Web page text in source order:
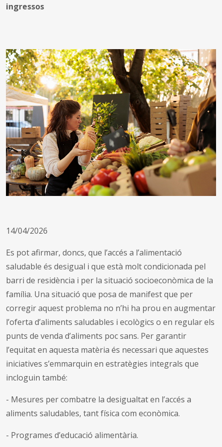
ingressos
14/04/2026
Es pot afirmar, doncs, que l’accés a l’alimentació
saludable és desigual i que està molt condicionada pel
barri de residència i per la situació socioeconòmica de la
família. Una situació que posa de manifest que per
corregir aquest problema no n’hi ha prou en augmentar
l’oferta d’aliments saludables i ecològics o en regular els
punts de venda d’aliments poc sans. Per garantir
l’equitat en aquesta matèria és necessari que aquestes
iniciatives s’emmarquin en estratègies integrals que
incloguin també:
- Mesures per combatre la desigualtat en l’accés a
aliments saludables, tant física com econòmica.
- Programes d’educació alimentària.